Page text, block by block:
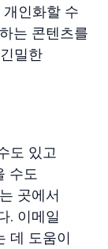
인화할 수
는 콘텐츠를
밀한
도 있고
수도
곳에서
. 이메일
데 도움이